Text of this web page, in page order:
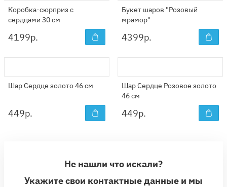
Коробка-сюрприз с
сердцами 30 см
4199р.
Букет шаров "Розовый
мрамор"
4399р.
Шар Сердце золото 46 см
449р.
Шар Сердце Розовое золото
46 см
449р.
Не нашли что искали?
Укажите свои контактные данные и мы